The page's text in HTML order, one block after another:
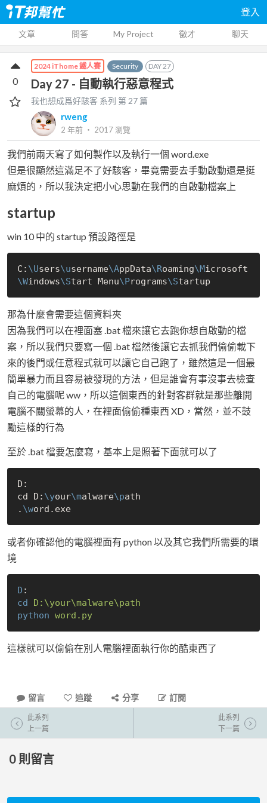
登入
文章 問答 My Project 徵才 聊天
2024 iThome 鐵人賽 Security DAY27
Day 27 - 自動執行惡意程式
我也想成爲好駭客 系列 第27 篇
rweng
2 年前 ‧ 2017瀏覽
0
我們前兩天寫了如何製作以及執行一個 word.exe
但是很顯然這滿足不了好駭客，畢竟需要去手動啟動還是挺
麻煩的，所以我決定把小心思動在我們的自啟動檔案上
startup
win 10 中的 startup 預設路徑是
C: \Users\username\AppData\Roaming\Microsoft
\Windows\Start Menu\Programs\S
那為什麼會需要這個資料夾
因為我們可以在裡面塞 .bat 檔來讓它去跑你想自啟動的檔
案，所以我們只要寫一個 .bat 檔然後讓它去抓我們偷偷載下
來的後門或任意程式就可以讓它自己跑了，雖然這是一個最
簡單暴力而且容易被發現的方法，但是誰會有事沒事去檢查
自己的電腦呢 ww，所以這個東西的針對客群就是那些離開
電腦不關螢幕的人，在裡面偷偷種東西 XD，當然，並不鼓
勵這樣的行為
至於 .bat 檔要怎麼寫，基本上是照著下面就可以了
D:
cd D: \your\malware\path
. \w ord.exe
或者你確認他的電腦裡面有 python 以及其它我們所需要的環
境
D :
cd
D:\your\malware\path
python word.py
這樣就可以偷偷在別人電腦裡面執行你的酷東西了
留言 追蹤 分享 訂閱
此系列
上一篇
此系列
下一篇
0 則留言